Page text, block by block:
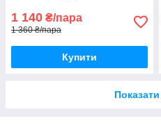
1 140 ₴/пара
1 360 ₴/пара
Купити